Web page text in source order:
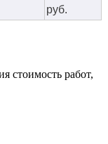
руб.
стоимость работ,